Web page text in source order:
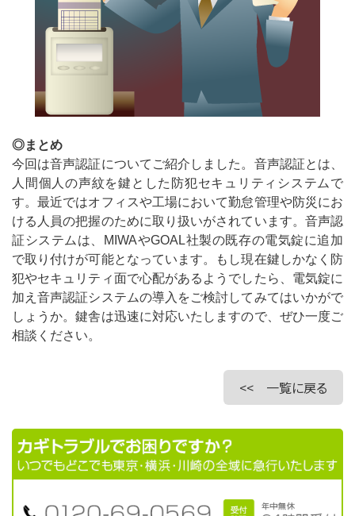
◎まとめ
今回は音声認証についてご紹介しました。音声認証とは、
人間個人の声紋を鍵とした防犯セキュリティシステムで
す。最近ではオフィスや工場において勤怠管理や防災にお
ける人員の把握のために取り扱いがされています。音声認
証システムは、
MIWAやGOAL社製の既存の電気錠に追加
で取り付けが可能となっています。もし現在鍵しかなく防
犯やセキュリティ面で心配があるようでしたら、電気錠に
加え音声認証システムの導入をご検討してみてはいかがで
しょうか。鍵舎は迅速に対応いたしますので、ぜひ一度ご
相談ください。
<< 一覧に戻る